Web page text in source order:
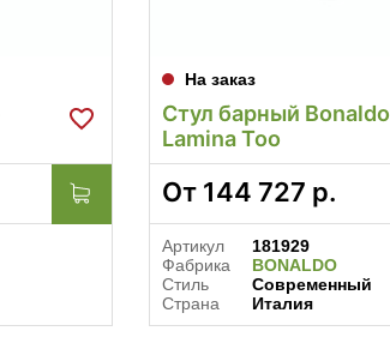
На заказ
Стул барный Bonaldo
Lamina Too
От 144 727 р.
Артикул
181929
Фабрика
BONALDO
Стиль
Современный
Страна
Италия